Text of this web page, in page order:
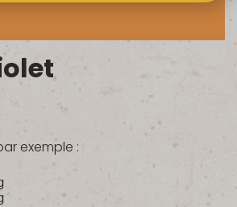
SOMMES-NOUS ?
BIO AU BUREAU
NOS PRODUCTEURS
NOS MARCHÉS
exemple :